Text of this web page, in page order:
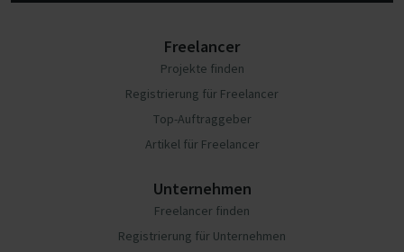
Freelancer
Projekte finden
Registrierung für Freelancer
Top-Auftraggeber
Artikel für Freelancer
Unternehmen
Freelancer finden
Registrierung für Unternehmen